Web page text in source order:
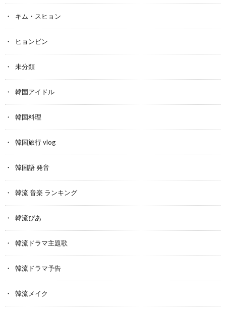
キム・スヒョン
ヒョンビン
未分類
韓国アイドル
韓国料理
韓国旅行 vlog
韓国語 発音
韓流 音楽 ランキング
韓流ぴあ
韓流ドラマ主題歌
韓流ドラマ予告
韓流メイク